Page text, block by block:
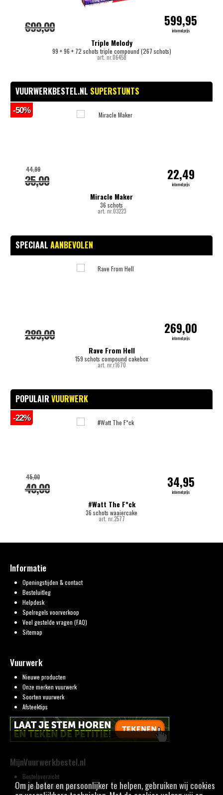
Triple Melody
99 + 96 + 72 schots triple compound (267 schots)
art. nr.06458
699,00 599,95
internetprijs
VUURWERKBESTEL.NL SUPERSTUNTS
Miracle Maker
36 schots
art. nr.03223
35,00
44,99 22,49
internetprijs
-50%
SPECIAAL AANBEVOLEN
Rave From Hell
159 schots compound cakebox
art. nr.r1670
289,00 269,00
internetprijs
POPULAIR VUURWERK
#Watt The F*ck
36 schots waaiercake
art. nr.2577
40,00
45,00 34,95
internetprijs
-22%
Informatie
Openingstijden & contact
Besteluitleg
Helpdesk
Spelregels voorverkoop
Veel gestelde vragen (FAQ)
Sitemap
Vuurwerk
Nieuwe producten
Onze merken vuurwerk
Soorten vuurwerk
Afsteektips
MijnVuurwerkbestel.nl
Besteloverzicht
Mijn gegevens wijzigen
Om je beter en persoonlijker te helpen, gebruiken wij cookies